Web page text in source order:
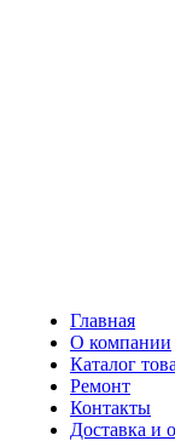
Главная
О компании
Каталог
Ремонт
Контакты
Доставка и